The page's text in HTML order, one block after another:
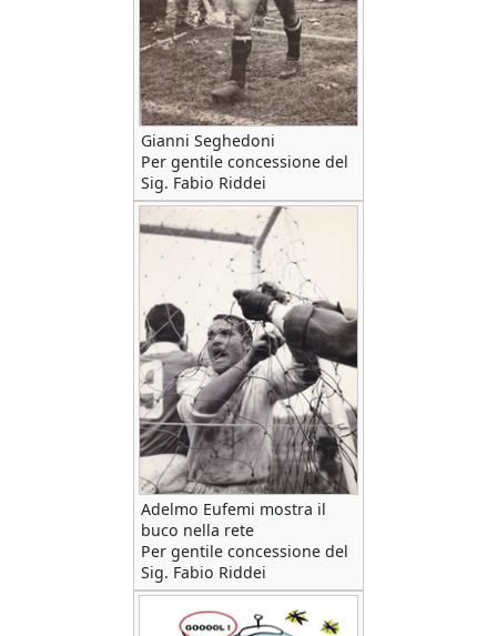
Gianni Seghedoni
Per gentile concessione del
Sig. Fabio Riddei
Adelmo Eufemi mostra il
buco nella rete
Per gentile concessione del
Sig. Fabio Riddei